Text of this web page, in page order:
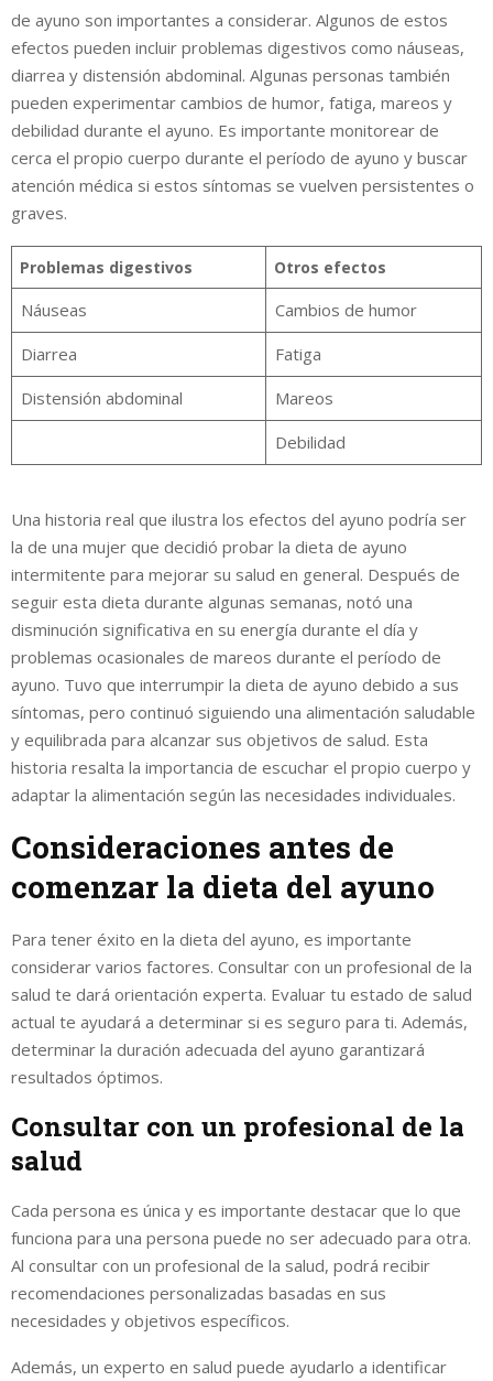
de ayuno son importantes a considerar. Algunos de estos
efectos pueden incluir problemas digestivos como náuseas,
diarrea y distensión abdominal. Algunas personas también
pueden experimentar cambios de humor, fatiga, mareos y
debilidad durante el ayuno. Es importante monitorear de
cerca el propio cuerpo durante el período de ayuno y buscar
atención médica si estos síntomas se vuelven persistentes o
graves.
Problemas digestivos Otros efectos
Náuseas
Cambios de humor
Diarrea
Fatiga
Distensión abdominal
Mareos
Debilidad
Una historia real que ilustra los efectos del ayuno podría ser
la de una mujer que decidió probar la dieta de ayuno
intermitente para mejorar su salud en general. Después de
seguir esta dieta durante algunas semanas, notó una
disminución significativa en su energía durante el día y
problemas ocasionales de mareos durante el período de
ayuno. Tuvo que interrumpir la dieta de ayuno debido a sus
síntomas, pero continuó siguiendo una alimentación saludable
y equilibrada para alcanzar sus objetivos de salud. Esta
historia resalta la importancia de escuchar el propio cuerpo y
adaptar la alimentación según las necesidades individuales.
Consideraciones antes de
comenzar la dieta del ayuno
Para tener éxito en la dieta del ayuno, es importante
considerar varios factores. Consultar con un profesional de la
salud te dará orientación experta. Evaluar tu estado de salud
actual te ayudará a determinar si es seguro para ti. Además,
determinar la duración adecuada del ayuno garantizará
resultados óptimos.
Consultar con un profesional de la
salud
Cada persona es única y es importante destacar que lo que
funciona para una persona puede no ser adecuado para otra.
Al consultar con un profesional de la salud, podrá recibir
recomendaciones personalizadas basadas en sus
necesidades y objetivos específicos.
Además, un experto en salud puede ayudarlo a identificar